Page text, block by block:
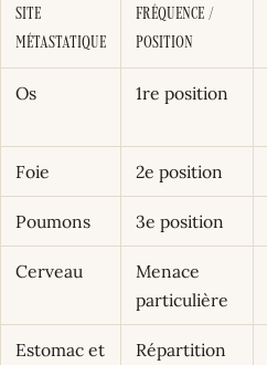
Site
métastatique
Fréquence /
position
Os 1re position
Foie 2e position
Poumons 3e position
Cerveau
Menace
particulière
Estomac et
Répartition